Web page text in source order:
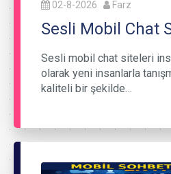
02-8-2026 Farz
Sesli Mobil Chat
Sesli mobil chat siteleri
olarak yeni insanlarla
kaliteli bir şekilde…